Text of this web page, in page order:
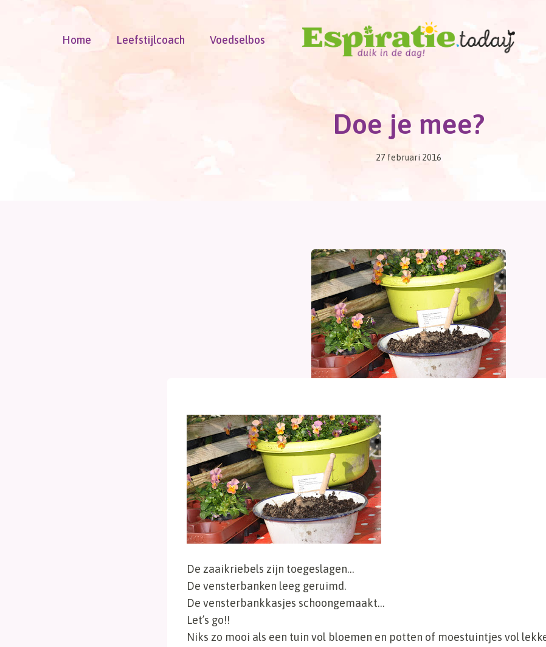
Home Leefstijlcoach Voedselbos
Doe je mee?
27 februari 2016
De zaaikriebels zijn toegeslagen…
De vensterbanken leeg geruimd.
De vensterbankkasjes schoongemaakt…
Let’s go!!
Niks zo mooi als een tuin vol bloemen en potten of moestuintjes vol